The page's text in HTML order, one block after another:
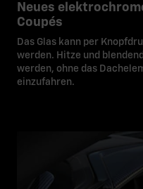
Neues
Coupés
Das Glas kann per
werden. Hitze und
werden, ohne das
einzufahren.